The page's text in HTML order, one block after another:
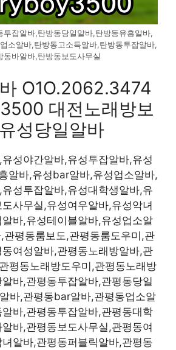
투잡알바,탄방동당일알바,탄방동유흥알바,
소알바,탄방동고소득알바,탄방동투잡알바,
동바알바,탄방동보도사무실
O1O.2062.3474
대전노래방보
성당일알바
성야간알바,유성투잡알바,유성
알바,유성bar알바,유성업소알바,
성투잡알바,유성대학생알바,유
사무실,유성여우알바,유성악녀
바,유성테이블알바,유성업소알
관평동룸보도,관평동룸도우미,관
여성알바,관평동노래방알바,관
평동노래방도우미,관평동노래방
바,관평동투잡알바,관평동당일
바,관평동bar알바,관평동업소알
바,관평동투잡알바,관평동대학
바,관평동보도사무실,관평동여
알바,관평동퍼블릭알바,관평동